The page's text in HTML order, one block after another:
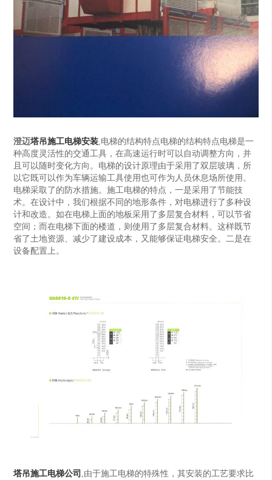
澄迈塔吊施工电梯安装,电梯的结构特点电梯的结构特点电梯是一
种高度灵活性的交通工具，在高速运行时可以自动调整方向，并
且可以随时变化方向。电梯的设计原理由于采用了双层玻璃，所
以它既可以作为车辆运输工具使用也可作为人员休息场所使用。
电梯采取了的防水措施。施工电梯的特点，一是采用了节能技
术。在设计中，我们根据不同的地形条件，对电梯进行了多种设
计和改造。如在电梯上面的地板采用了多层复合材料，可以节省
空间；而在电梯下面的楼道，则使用了多层复合材料。这样既节
省了土地资源、减少了建设成本，又能够保证电梯安全。二是在
设备配置上。
塔吊施工电梯公司 ,由于施工电梯的特殊性，其安装的工艺要求比